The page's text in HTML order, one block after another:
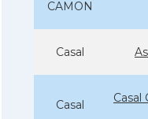
CAMON
Casal
Casal
Casal